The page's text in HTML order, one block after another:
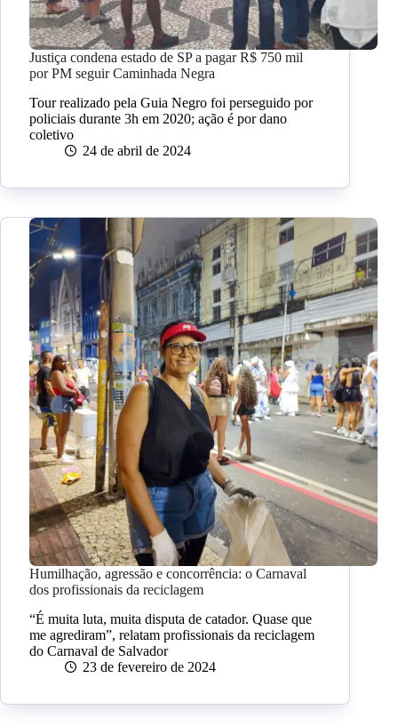
Justiça condena estado de SP a pagar R$ 750 mil
por PM seguir Caminhada Negra
Tour realizado pela Guia Negro foi perseguido por
policiais durante 3h em 2020; ação é por dano
coletivo
24 de abril de 2024
Humilhação, agressão e concorrência: o Carnaval
dos profissionais da reciclagem
“É muita luta, muita disputa de catador. Quase que
me agrediram”, relatam profissionais da reciclagem
do Carnaval de Salvador
23 de fevereiro de 2024